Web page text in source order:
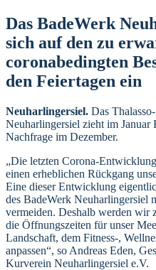
Das BadeWerk
sich auf den zu
coronabedingten
den Feiertagen ein
Neuharlingersiel. Das
Neuharlingersiel zieht im Januar
Nachfrage im Dezember.
„Die letzten Corona-
einen erheblichen Rückgang
Eine dieser Entwicklung
des BadeWerk Neuharlingersiel
vermeiden. Deshalb werden wir
die Öffnungszeiten für unser
Landschaft, dem Fitness-,
anpassen“, so Andreas Eden,
Kurverein Neuharlingersiel e.V.